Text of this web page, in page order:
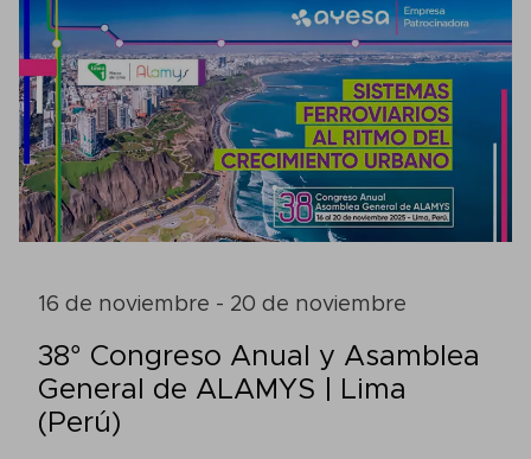
16 de noviembre - 20 de noviembre
38° Congreso Anual y Asamblea
General de ALAMYS | Lima
(Perú)